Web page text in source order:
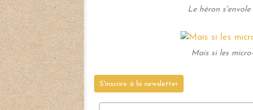
Le héron
Mais si les
S'inscrire à la newsletter